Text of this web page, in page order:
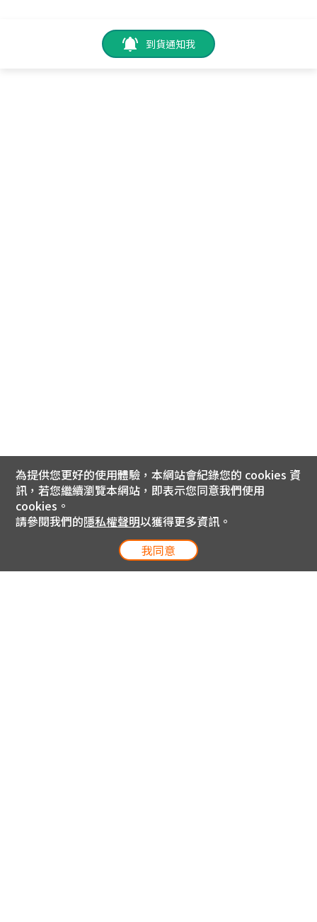
到貨通知我
為提供您更好的使用體驗，本網站會紀錄您的 cookies 資
訊，若您繼續瀏覽本網站，即表示您同意我們使用
cookies。
請參閱我們的隱私權聲明以獲得更多資訊。
我同意